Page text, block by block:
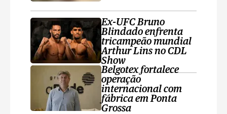
Ex-UFC Bruno
Blindado enfrenta
tricampeão mundial
Arthur Lins no CDL
Show
Belgotex fortalece
operação
internacional com
fábrica em Ponta
Grossa